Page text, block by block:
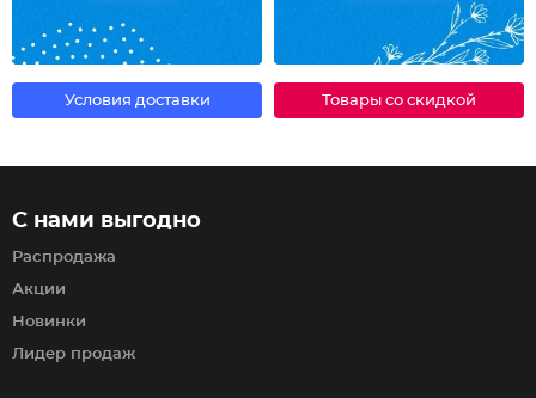
Условия доставки Товары со скидкой
С нами выгодно
Распродажа
Акции
Новинки
Лидер продаж